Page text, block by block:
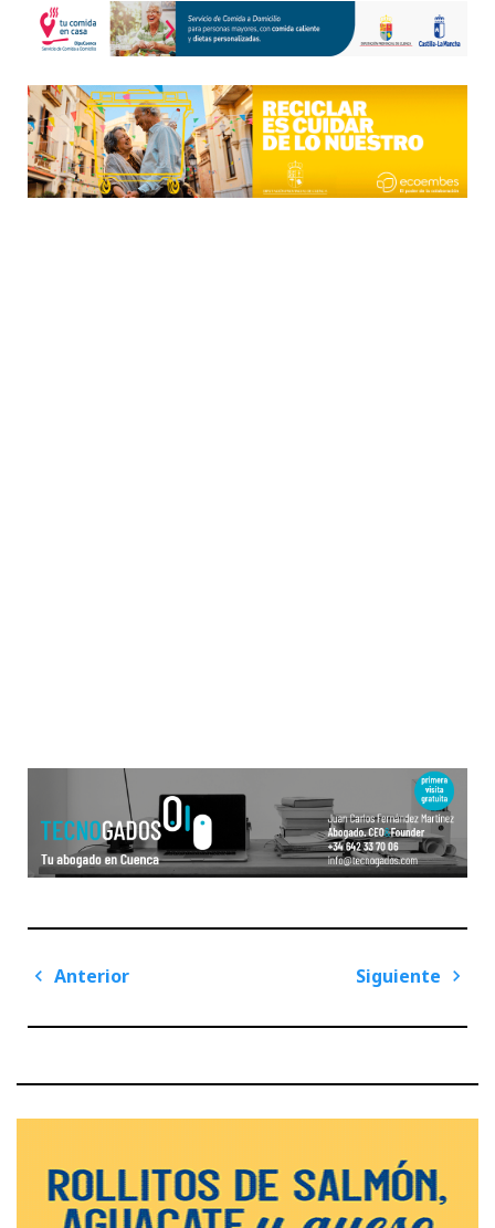
Navegación
entradas
Anterior
Siguiente